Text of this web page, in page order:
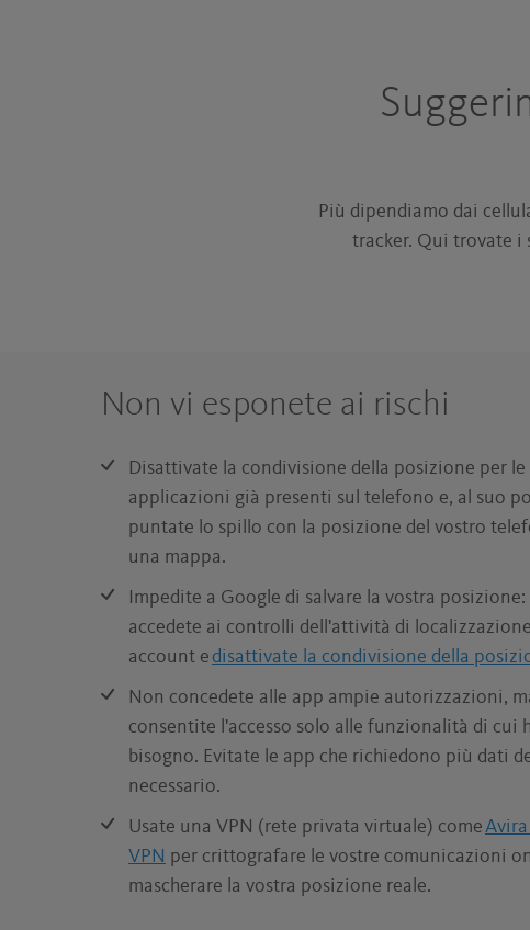
Più dipendiamo dai
tracker. Qui trovate
Non vi esponete ai rischi
Disattivate la condivisione della posizione per le
applicazioni già presenti sul telefono e, al suo
puntate lo spillo con la posizione del vostro
una mappa.
Impedite a Google di salvare la vostra
accedete ai controlli dell'attività di
account edisattivate la condivisione della
Non concedete alle app ampie autorizzazioni,
consentite l'accesso solo alle funzionalità di cui
bisogno. Evitate le app che richiedono più dati
necessario.
Usate una VPN (rete privata virtuale) come
VPN per crittografare le vostre comunicazioni
mascherare la vostra posizione reale.